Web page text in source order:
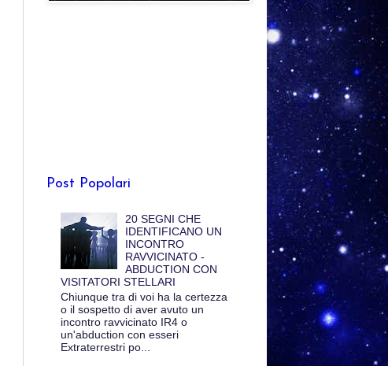
Post Popolari
20 SEGNI CHE
IDENTIFICANO UN
INCONTRO
RAVVICINATO -
ABDUCTION CON
VISITATORI STELLARI
Chiunque tra di voi ha la certezza
o il sospetto di aver avuto un
incontro ravvicinato IR4 o
un'abduction con esseri
Extraterrestri po...